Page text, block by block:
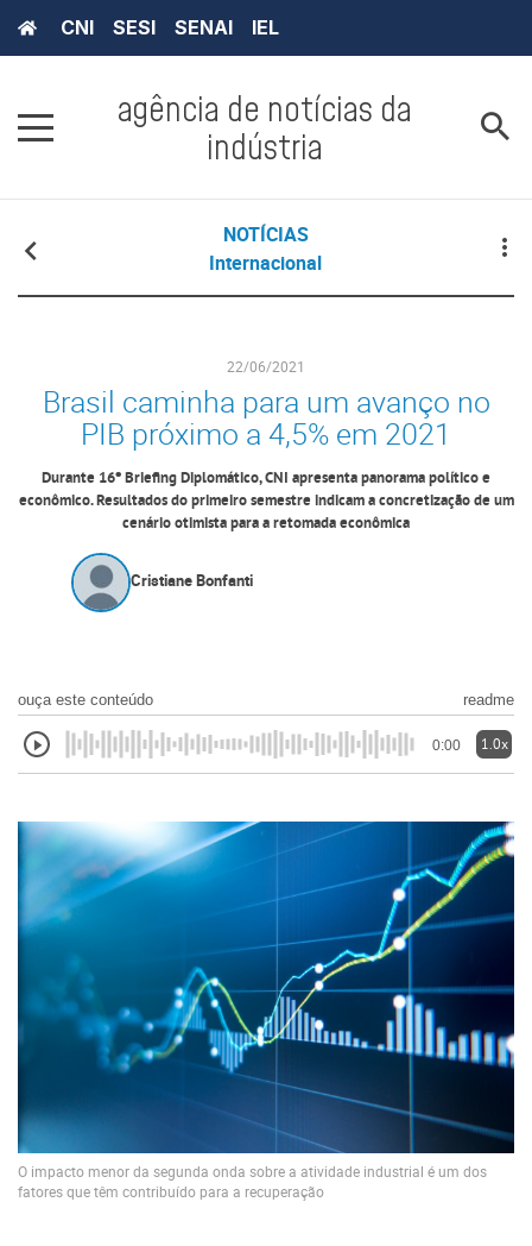
CNI SESI SENAI IEL
agência de notícias da
indústria
NOTÍCIAS
Internacional
22/06/2021
Brasil caminha para um avanço no
PIB próximo a 4,5% em 2021
Durante 16º Briefing Diplomático, CNI apresenta panorama político e
econômico. Resultados do primeiro semestre indicam a concretização de um
cenário otimista para a retomada econômica
Cristiane Bonfanti
ouça este conteúdo readme
0:00 1.0x
O impacto menor da segunda onda sobre a atividade industrial é um dos
fatores que têm contribuído para a recuperação